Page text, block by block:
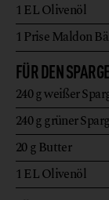
1 ELOlivenöl
1 PriseMaldon
FÜR DEN
240gweißer
240ggrüner
20g Butter
1 ELOlivenöl